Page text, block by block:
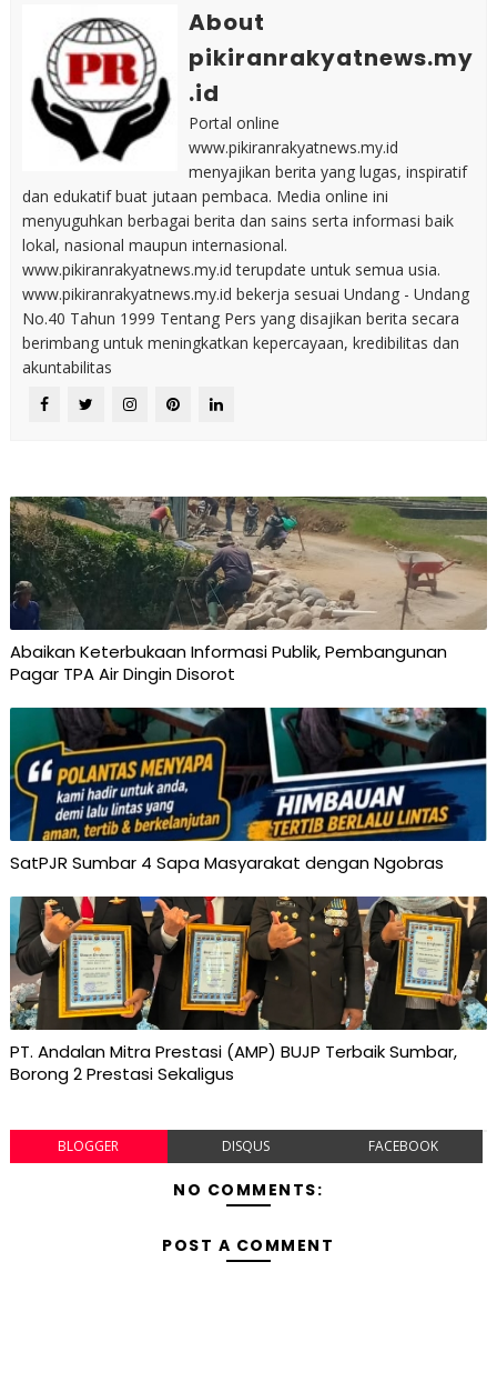
About
pikiranrakyatnews.my
.id
Portal online
www.pikiranrakyatnews.my.id
menyajikan berita yang lugas, inspiratif
dan edukatif buat jutaan pembaca. Media online ini
menyuguhkan berbagai berita dan sains serta informasi baik
lokal, nasional maupun internasional.
www.pikiranrakyatnews.my.id terupdate untuk semua usia.
www.pikiranrakyatnews.my.id bekerja sesuai Undang - Undang
No.40 Tahun 1999 Tentang Pers yang disajikan berita secara
berimbang untuk meningkatkan kepercayaan, kredibilitas dan
akuntabilitas
Abaikan Keterbukaan Informasi Publik, Pembangunan
Pagar TPA Air Dingin Disorot
SatPJR Sumbar 4 Sapa Masyarakat dengan Ngobras
PT. Andalan Mitra Prestasi (AMP) BUJP Terbaik Sumbar,
Borong 2 Prestasi Sekaligus
BLOGGER DISQUS FACEBOOK
NO COMMENTS:
POST A COMMENT